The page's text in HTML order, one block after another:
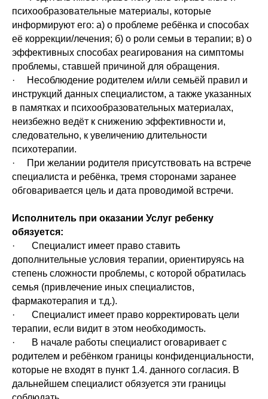
психообразовательные материалы, которые
информируют его: а) о проблеме ребёнка и способах
её коррекции/лечения; б) о роли семьи в терапии; в) о
эффективных способах реагирования на симптомы
проблемы, ставшей причиной для обращения.
· Несоблюдение родителем и/или семьёй правил и
инструкций данных специалистом, а также указанных
в памятках и психообразовательных материалах,
неизбежно ведёт к снижению эффективности и,
следовательно, к увеличению длительности
психотерапии.
· При желании родителя присутствовать на встрече
специалиста и ребёнка, тремя сторонами заранее
обговаривается цель и дата проводимой встречи.
Исполнитель при оказании Услуг ребенку
обязуется:
· Специалист имеет право ставить
дополнительные условия терапии, ориентируясь на
степень сложности проблемы, с которой обратилась
семья (привлечение иных специалистов,
фармакотерапия и т.д.).
· Специалист имеет право корректировать цели
терапии, если видит в этом необходимость.
· В начале работы специалист оговаривает с
родителем и ребёнком границы конфиденциальности,
которые не входят в пункт 1.4. данного согласия. В
дальнейшем специалист обязуется эти границы